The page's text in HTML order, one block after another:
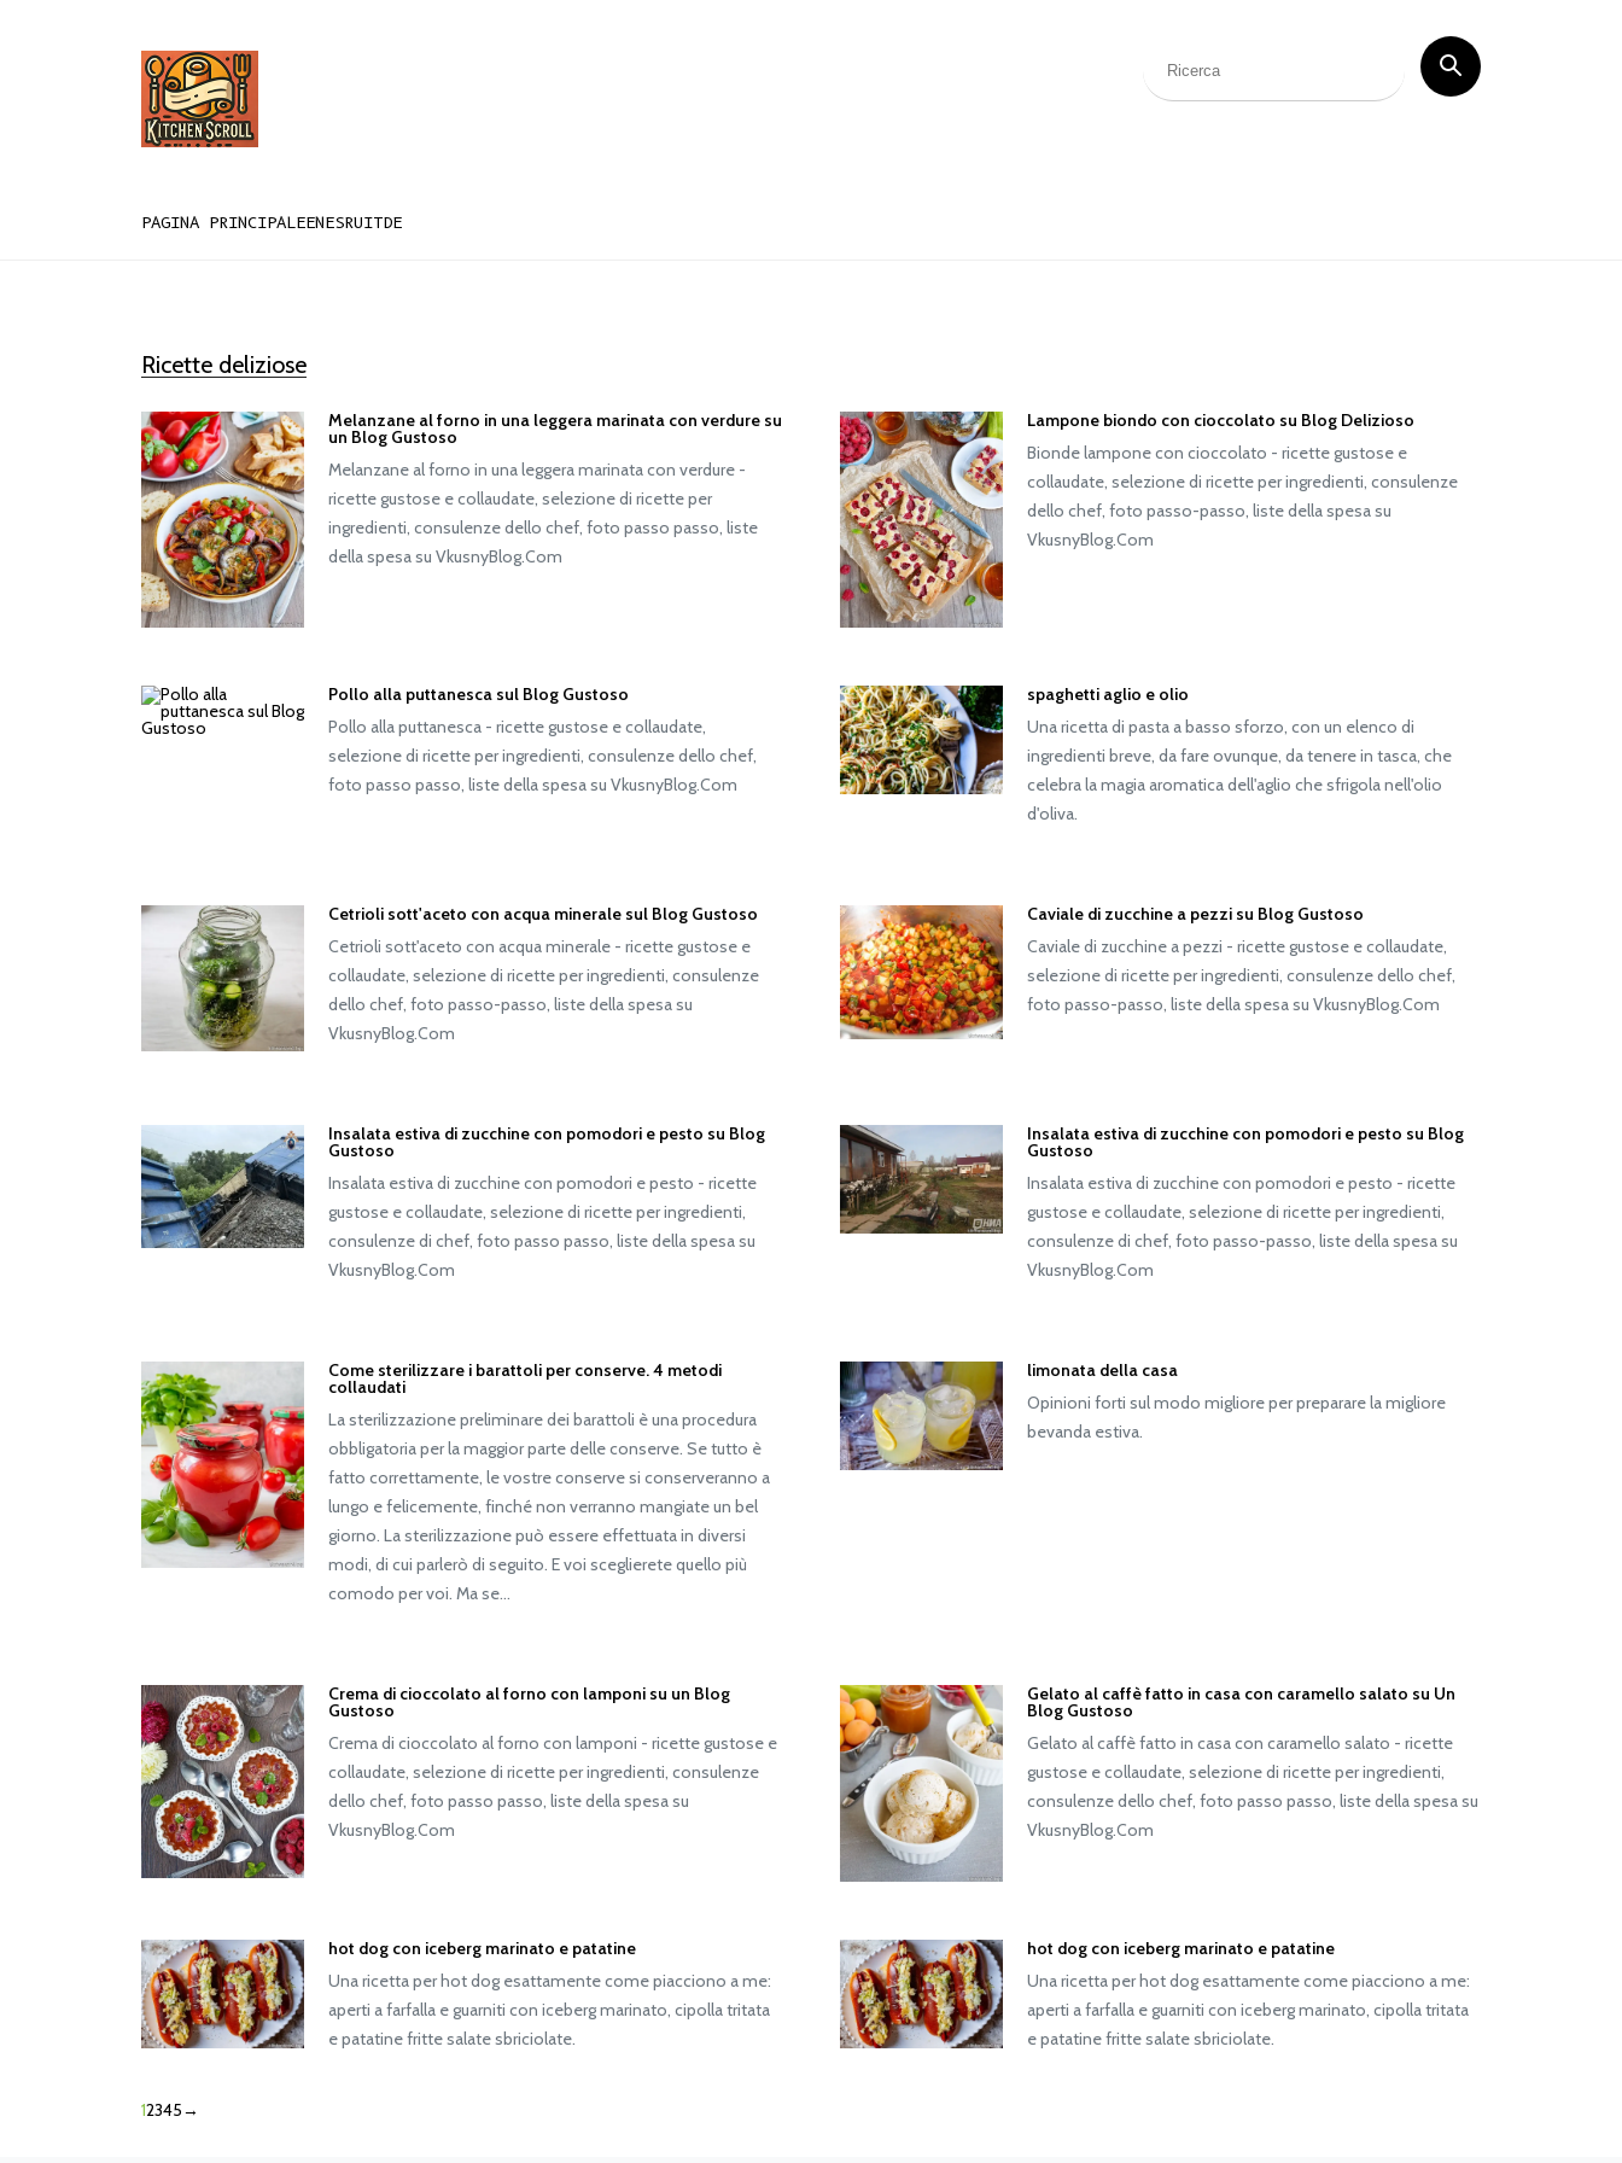
PAGINA PRINCIPALEENESRUITDE
Ricette deliziose
Melanzane al forno in una leggera marinata con verdure su
un Blog Gustoso
Melanzane al forno in una leggera marinata con verdure -
ricette gustose e collaudate, selezione di ricette per
ingredienti, consulenze dello chef, foto passo passo, liste
della spesa su VkusnyBlog.Com
Lampone biondo con cioccolato su Blog Delizioso
Bionde lampone con cioccolato - ricette gustose e
collaudate, selezione di ricette per ingredienti, consulenze
dello chef, foto passo-passo, liste della spesa su
VkusnyBlog.Com
Pollo alla puttanesca sul Blog Gustoso
Pollo alla puttanesca - ricette gustose e collaudate,
selezione di ricette per ingredienti, consulenze dello chef,
foto passo passo, liste della spesa su VkusnyBlog.Com
spaghetti aglio e olio
Una ricetta di pasta a basso sforzo, con un elenco di
ingredienti breve, da fare ovunque, da tenere in tasca, che
celebra la magia aromatica dell'aglio che sfrigola nell'olio
d'oliva.
Cetrioli sott'aceto con acqua minerale sul Blog Gustoso
Cetrioli sott'aceto con acqua minerale - ricette gustose e
collaudate, selezione di ricette per ingredienti, consulenze
dello chef, foto passo-passo, liste della spesa su
VkusnyBlog.Com
Caviale di zucchine a pezzi su Blog Gustoso
Caviale di zucchine a pezzi - ricette gustose e collaudate,
selezione di ricette per ingredienti, consulenze dello chef,
foto passo-passo, liste della spesa su VkusnyBlog.Com
Insalata estiva di zucchine con pomodori e pesto su Blog
Gustoso
Insalata estiva di zucchine con pomodori e pesto - ricette
gustose e collaudate, selezione di ricette per ingredienti,
consulenze di chef, foto passo passo, liste della spesa su
VkusnyBlog.Com
Insalata estiva di zucchine con pomodori e pesto su Blog
Gustoso
Insalata estiva di zucchine con pomodori e pesto - ricette
gustose e collaudate, selezione di ricette per ingredienti,
consulenze di chef, foto passo-passo, liste della spesa su
VkusnyBlog.Com
Come sterilizzare i barattoli per conserve. 4 metodi
collaudati
La sterilizzazione preliminare dei barattoli è una procedura
obbligatoria per la maggior parte delle conserve. Se tutto è
fatto correttamente, le vostre conserve si conserveranno a
lungo e felicemente, finché non verranno mangiate un bel
giorno. La sterilizzazione può essere effettuata in diversi
modi, di cui parlerò di seguito. E voi sceglierete quello più
comodo per voi. Ma se…
limonata della casa
Opinioni forti sul modo migliore per preparare la migliore
bevanda estiva.
Crema di cioccolato al forno con lamponi su un Blog
Gustoso
Crema di cioccolato al forno con lamponi - ricette gustose e
collaudate, selezione di ricette per ingredienti, consulenze
dello chef, foto passo passo, liste della spesa su
VkusnyBlog.Com
Gelato al caffè fatto in casa con caramello salato su Un
Blog Gustoso
Gelato al caffè fatto in casa con caramello salato - ricette
gustose e collaudate, selezione di ricette per ingredienti,
consulenze dello chef, foto passo passo, liste della spesa su
VkusnyBlog.Com
hot dog con iceberg marinato e patatine
Una ricetta per hot dog esattamente come piacciono a me:
aperti a farfalla e guarniti con iceberg marinato, cipolla tritata
e patatine fritte salate sbriciolate.
hot dog con iceberg marinato e patatine
Una ricetta per hot dog esattamente come piacciono a me:
aperti a farfalla e guarniti con iceberg marinato, cipolla tritata
e patatine fritte salate sbriciolate.
12345→